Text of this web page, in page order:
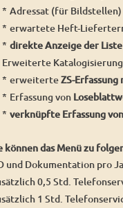
* Adressat (für Bildstellen)
* erwartete Heft-
* direkte Anzeige der
Erweiterte Katalogisierung
* erweiterteZS-
* Erfassung von
* verknüpfte Erfassung
können das Menü zu
und Dokumentation pro
0,5 Std.
1 Std.